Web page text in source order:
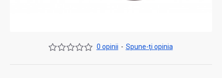
0 opinii - Spune-ţi opinia